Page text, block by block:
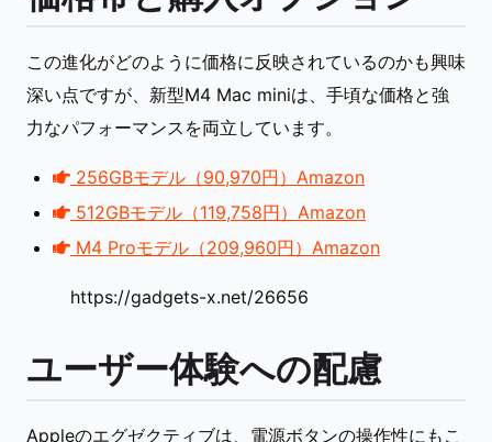
この進化がどのように価格に反映されているのかも興味
深い点ですが、新型M4 Mac miniは、手頃な価格と強
力なパフォーマンスを両立しています。
256GBモデル（90,970円）Amazon
512GBモデル（119,758円）Amazon
M4 Proモデル（209,960円）Amazon
https://gadgets-x.net/26656
ユーザー体験への配慮
Appleのエグゼクティブは、電源ボタンの操作性にもこ